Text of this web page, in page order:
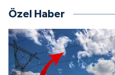
Özel Haber